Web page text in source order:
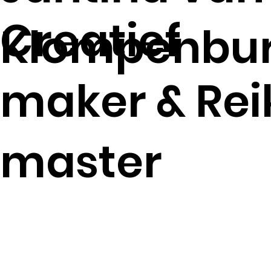
Creatief
maker &
master